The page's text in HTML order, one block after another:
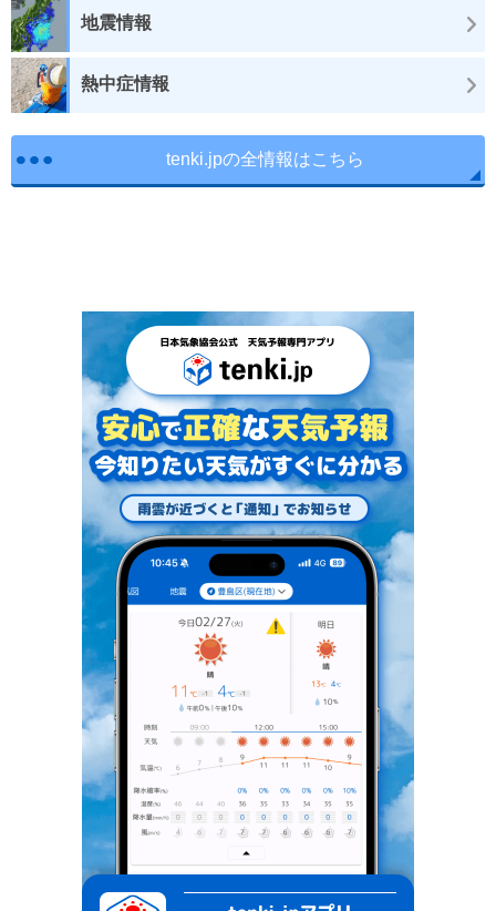
地震情報
熱中症情報
tenki.jpの全情報はこちら